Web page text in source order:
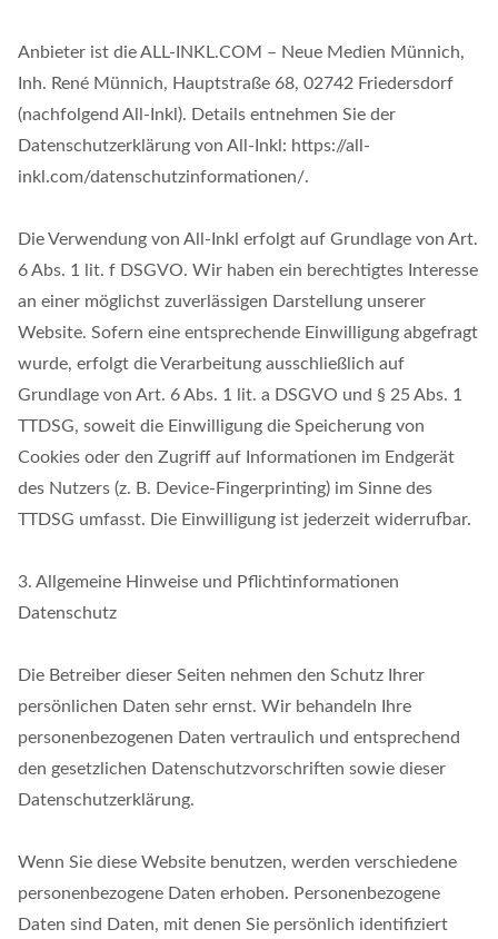
Anbieter ist die ALL-INKL.COM – Neue Medien Münnich,
Inh. René Münnich, Hauptstraße 68, 02742 Friedersdorf
(nachfolgend All-Inkl). Details entnehmen Sie der
Datenschutzerklärung von All-Inkl: https://all-
inkl.com/datenschutzinformationen/.
Die Verwendung von All-Inkl erfolgt auf Grundlage von Art.
6 Abs. 1 lit. f DSGVO. Wir haben ein berechtigtes Interesse
an einer möglichst zuverlässigen Darstellung unserer
Website. Sofern eine entsprechende Einwilligung abgefragt
wurde, erfolgt die Verarbeitung ausschließlich auf
Grundlage von Art. 6 Abs. 1 lit. a DSGVO und § 25 Abs. 1
TTDSG, soweit die Einwilligung die Speicherung von
Cookies oder den Zugriff auf Informationen im Endgerät
des Nutzers (z. B. Device-Fingerprinting) im Sinne des
TTDSG umfasst. Die Einwilligung ist jederzeit widerrufbar.
3. Allgemeine Hinweise und Pflichtinformationen
Datenschutz
Die Betreiber dieser Seiten nehmen den Schutz Ihrer
persönlichen Daten sehr ernst. Wir behandeln Ihre
personenbezogenen Daten vertraulich und entsprechend
den gesetzlichen Datenschutzvorschriften sowie dieser
Datenschutzerklärung.
Wenn Sie diese Website benutzen, werden verschiedene
personenbezogene Daten erhoben. Personenbezogene
Daten sind Daten, mit denen Sie persönlich identifiziert